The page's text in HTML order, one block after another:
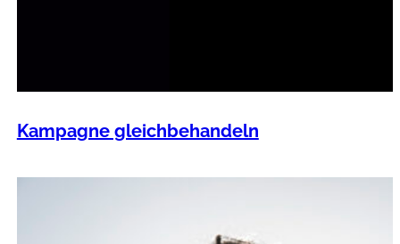
Kampagne gleichbehandeln